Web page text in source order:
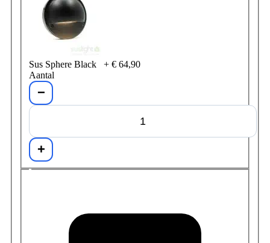
Sus Sphere Black + € 64,90
Aantal
−
+